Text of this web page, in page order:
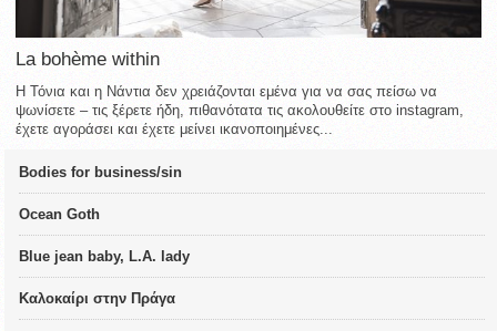
La bohème within
Η Τόνια και η Νάντια δεν χρειάζονται εμένα για να σας πείσω να
ψωνίσετε – τις ξέρετε ήδη, πιθανότατα τις ακολουθείτε στο instagram,
έχετε αγοράσει και έχετε μείνει ικανοποιημένες...
Bodies for business/sin
Ocean Goth
Blue jean baby, L.A. lady
Καλοκαίρι στην Πράγα